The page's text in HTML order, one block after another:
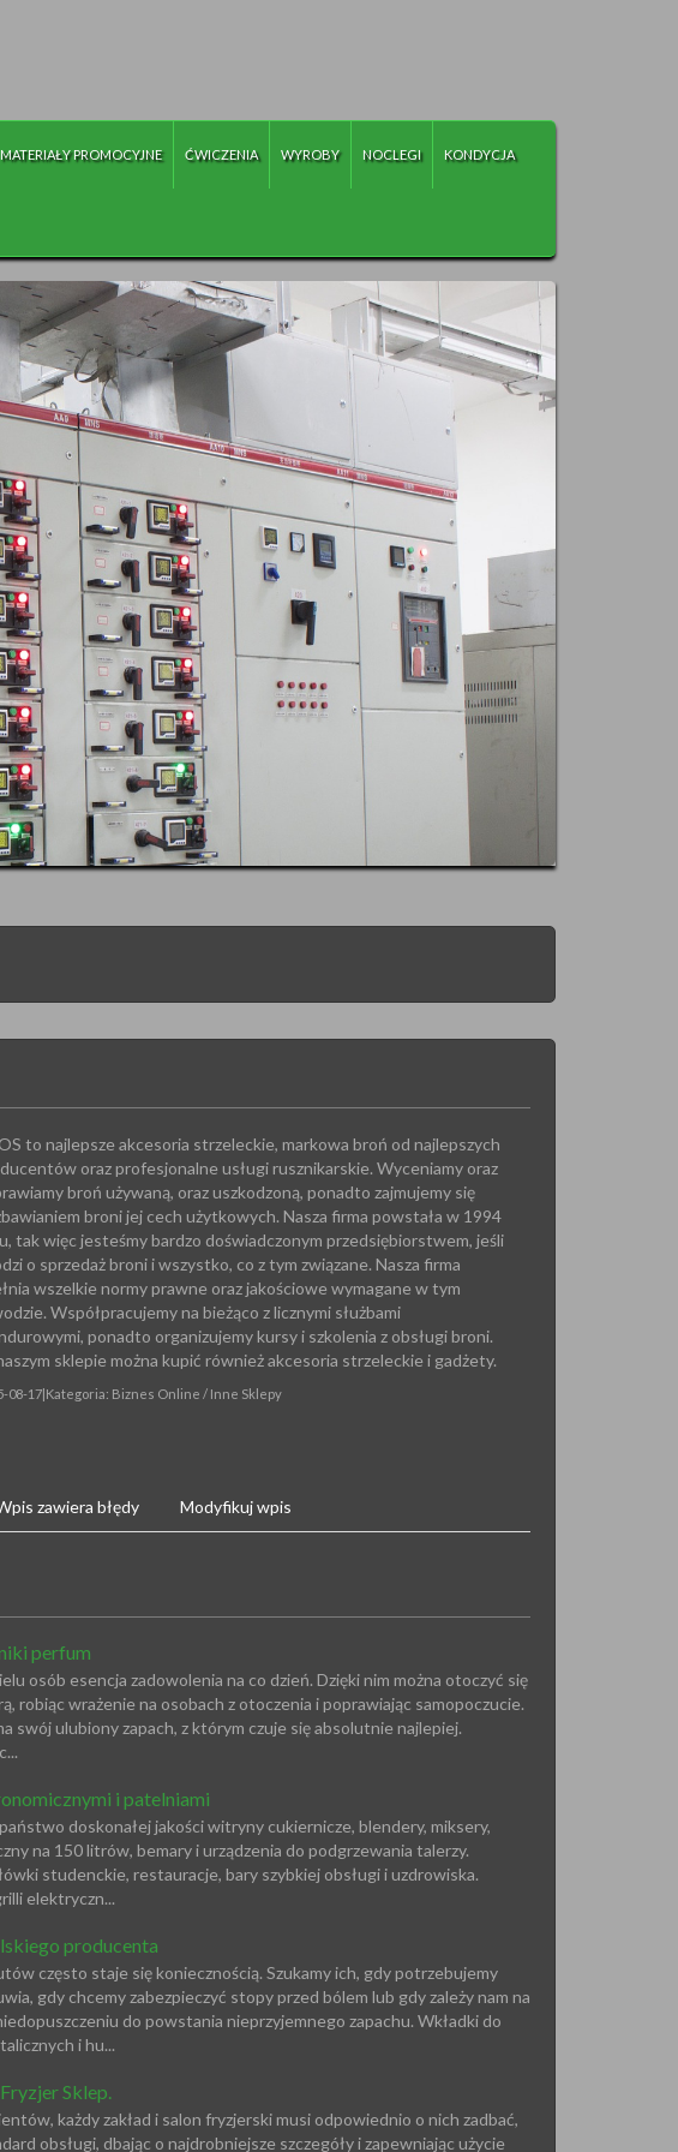
MATERIAŁY PROMOCYJNE ĆWICZENIA WYROBY NOCLEGI KONDYCJA
to najlepsze akcesoria strzeleckie, markowa broń od najlepszych
oraz profesjonalne usługi rusznikarskie. Wyceniamy oraz
broń używaną, oraz uszkodzoną, ponadto zajmujemy się
broni jej cech użytkowych. Nasza firma powstała w 1994
tak więc jesteśmy bardzo doświadczonym przedsiębiorstwem, jeśli
o sprzedaż broni i wszystko, co z tym związane. Nasza firma
wszelkie normy prawne oraz jakościowe wymagane w tym
Współpracujemy na bieżąco z licznymi służbami
ponadto organizujemy kursy i szkolenia z obsługi broni.
sklepie można kupić również akcesoria strzeleckie i gadżety.
08-17|Kategoria: Biznes Online / Inne Sklepy
zawiera błędy Modyfikuj wpis
perfum
osób esencja zadowolenia na co dzień. Dzięki nim można otoczyć się
robiąc wrażenie na osobach z otoczenia i poprawiając samopoczucie.
swój ulubiony zapach, z którym czuje się absolutnie najlepiej.
i patelniami
doskonałej jakości witryny cukiernicze, blendery, miksery,
na 150 litrów, bemary i urządzenia do podgrzewania talerzy.
studenckie, restauracje, bary szybkiej obsługi i uzdrowiska.
elektryczn...
producenta
często staje się koniecznością. Szukamy ich, gdy potrzebujemy
gdy chcemy zabezpieczyć stopy przed bólem lub gdy zależy nam na
do powstania nieprzyjemnego zapachu. Wkładki do
i hu...
Sklep.
każdy zakład i salon fryzjerski musi odpowiednio o nich zadbać,
obsługi, dbając o najdrobniejsze szczegóły i zapewniając użycie